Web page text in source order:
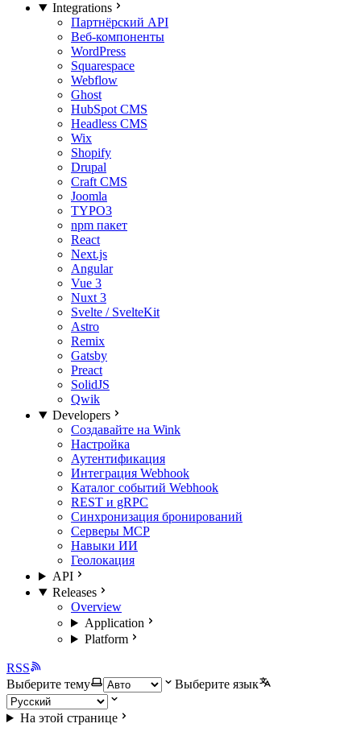
Integrations
Партнёрский API
Веб-компоненты
WordPress
Squarespace
Webflow
Ghost
HubSpot CMS
Headless CMS
Wix
Shopify
Drupal
Craft CMS
Joomla
TYPO3
npm пакет
React
Next.js
Angular
Vue 3
Nuxt 3
Svelte / SvelteKit
Astro
Remix
Gatsby
Preact
SolidJS
Qwik
Developers
Создавайте на Wink
Настройка
Аутентификация
Интеграция Webhook
Каталог событий Webhook
REST и gRPC
Синхронизация бронирований
Серверы MCP
Навыки ИИ
Геолокация
API
Releases
Overview
Application
Platform
RSS
Выберите тему
Выберите язык
На этой странице